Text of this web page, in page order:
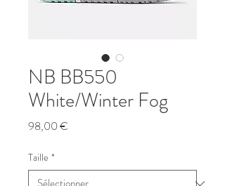
NB BB550
White/Winter Fog
98,00 €
Taille *